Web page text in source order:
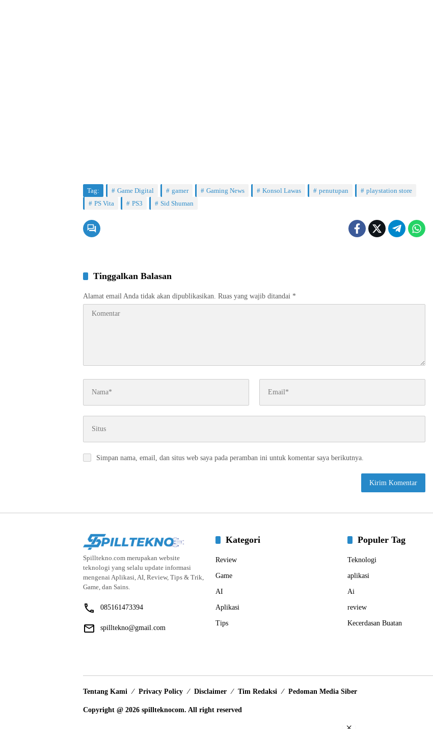
Tag: Game Digital gamer Gaming News Konsol Lawas penutupan
playstation store
PS Vita
PS3 Sid Shuman
Tinggalkan Balasan
Alamat email Anda tidak akan dipublikasikan. Ruas yang wajib ditandai *
Simpan nama, email, dan situs web saya pada peramban ini untuk komentar saya berikutnya.
Spilltekno.com merupakan website
teknologi yang selalu update informasi
mengenai Aplikasi, AI, Review, Tips & Trik,
Game, dan Sains.
085161473394
spilltekno@gmail.com
Kategori
Review
Game
AI
Aplikasi
Tips
Populer Tag
Teknologi
aplikasi
Ai
review
Kecerdasan Buatan
Tentang Kami Privacy Policy Disclaimer Tim Redaksi Pedoman Media Siber
Copyright @ 2026 spillteknocom. All right reserved